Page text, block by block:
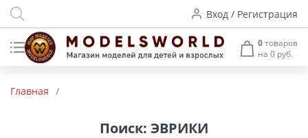
Вход / Регистрация
0товаров
на 0 руб.
Главная /
Поиск: ЭВРИКИ